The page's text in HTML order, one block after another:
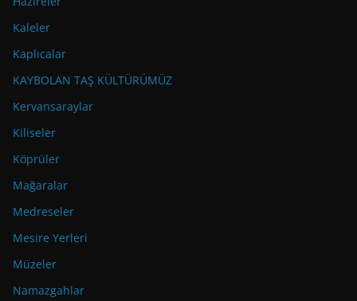
Kaleler
Kaplıcalar
KAYBOLAN TAŞ KÜLTÜRÜMÜZ
Kervansaraylar
Kiliseler
Köprüler
Mağaralar
Medreseler
Mesire Yerleri
Müzeler
Namazgahlar